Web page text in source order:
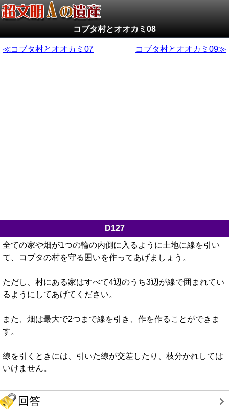
コブタ村とオオカミ08
コブタ村とオオカミ07 コブタ村とオオカミ09
D127
全ての家や畑が1つの輪の内側に入るように土地に線を引い
て、コブタの村を守る囲いを作ってあげましょう。
ただし、村にある家はすべて4辺のうち3辺が線で囲まれてい
るようにしてあげてください。
また、畑は最大で2つまで線を引き、作を作ることができま
す。
線を引くときには、引いた線が交差したり、枝分かれしては
いけません。
回答